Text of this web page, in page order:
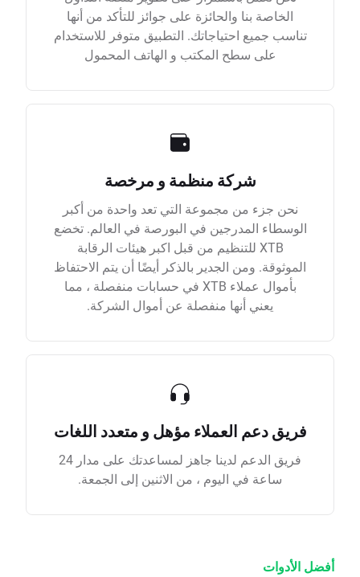
الخاصة بنا والحائزة على جوائز للتأكد من أنها
تناسب جميع احتياجاتك. التطبيق متوفر للاستخدام
على سطح المكتب و الهاتف المحمول
شركة منظمة و مرخصة
نحن جزء من مجموعة التي تعد واحدة من أكبر
الوسطاء المدرجين في البورصة في العالم. تخضع
XTB للتنظيم من قبل اكبر هيئات الرقابة
الموثوقة. ومن الجدير بالذكر أيضًا أن يتم الاحتفاظ
بأموال عملاء XTB في حسابات منفصلة ، مما
يعني أنها منفصلة عن أموال الشركة.
فريق دعم العملاء مؤهل و متعدد اللغات
فريق الدعم لدينا جاهز لمساعدتك على مدار 24
ساعة في اليوم ، من الاثنين إلى الجمعة.
أفضل الأدوات